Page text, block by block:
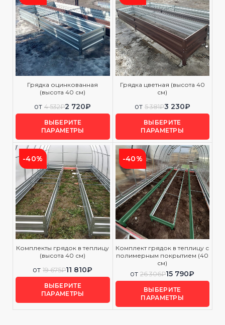
Грядка оцинкованная
(высота 40 см)
от 4 532₽2 720₽
ВЫБЕРИТЕ
ПАРАМЕТРЫ
Грядка цветная (высота 40
см)
от 5 381₽3 230₽
ВЫБЕРИТЕ
ПАРАМЕТРЫ
-40%
Комплекты грядок в теплицу
(высота 40 см)
от 19 675₽11 810₽
ВЫБЕРИТЕ
ПАРАМЕТРЫ
-40%
Комплект грядок в теплицу с
полимерным покрытием (40
см)
от 26 306₽15 790₽
ВЫБЕРИТЕ
ПАРАМЕТРЫ